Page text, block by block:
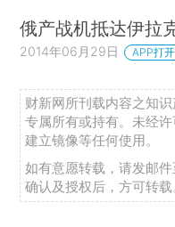
俄产战机抵达伊拉
2014年06月29日 APP打开
财新网所刊载内容之知
专属所有或持有。未经
建立镜像等任何使用。
如有意愿转载，请发邮件
确认及授权后，方可转载